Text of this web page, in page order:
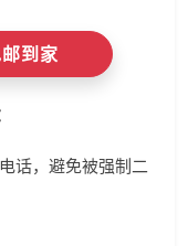
到家
话，避免被强制二